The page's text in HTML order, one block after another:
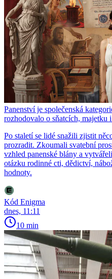
Panenství je společenská
rozhodovalo o sňatcích, majetku
Po staletí se lidé snažili zjistit
prozradit. Zkoumali svatební
vzhled panenské blány a
otázku rodinné cti, dědictví,
hodnoty.
Kód Enigma
dnes, 11:11
10 min